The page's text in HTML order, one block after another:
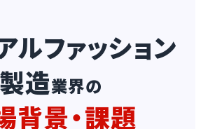
ルファッション
製造業界の
背景・課題